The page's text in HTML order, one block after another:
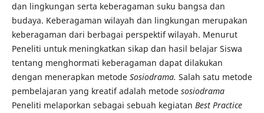
dan lingkungan serta keberagaman suku bangsa dan
budaya. Keberagaman wilayah dan lingkungan merupakan
keberagaman dari berbagai perspektif wilayah. Menurut
Peneliti untuk meningkatkan sikap dan hasil belajar Siswa
tentang menghormati keberagaman dapat dilakukan
dengan menerapkan metode Sosiodrama. Salah satu metode
pembelajaran yang kreatif adalah metode sosiodrama
Peneliti melaporkan sebagai sebuah kegiatan Best Practice